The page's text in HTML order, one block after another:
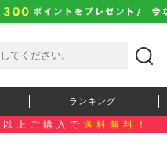
ランキング
上ご購入で 送料無料！